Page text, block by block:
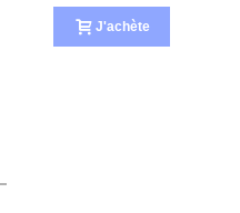
J'achète